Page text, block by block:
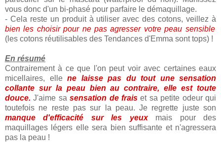
vous donc d'un bi-phasé pour parfaire le démaquillage.
- Cela reste un produit à utiliser avec des cotons, veillez à
bien les choisir pour ne pas agresser votre peau sensible
(les cotons réutilisables des Tendances d'Emma sont tops) !
En résumé
Contrairement à ce que l'on peut voir avec certaines eaux
micellaires, elle ne laisse pas du tout une sensation
collante sur la peau bien au contraire, elle est toute
douce. J'aime sasensation de fraiset sa petite odeur qui
toutefois ne reste pas sur la peau. Je regrette juste son
manque d'efficacité sur les yeuxmais pour des
maquillages légers elle sera bien suffisante et n'agressera
pas la peau !